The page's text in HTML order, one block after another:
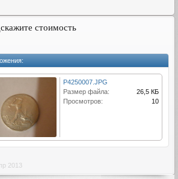
стоимость
P4250007.JPG
Размер файла:
26,5 КБ
Просмотров:
10
2013